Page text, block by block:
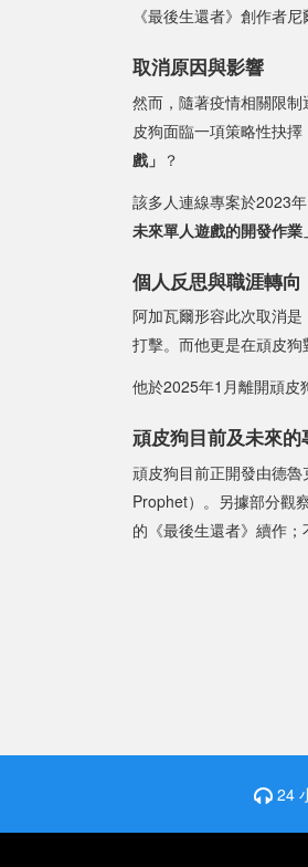
《最後生還者》創作者
取消原因與影響
然而，隨著疫情相關限
皮狗面臨一項策略性抉
戲」 ？
該多人連線專案於2023
未來單人遊戲的開發作業
個人反思與職涯轉向
阿加瓦爾形容此次取消是
打擊。而他更是在頑皮
他於2025年1月離開頑皮
頑皮狗目前及未來的
頑皮狗目前正開發由德
Prophet）。另據部分觀
的《最後生還者》續作；
24